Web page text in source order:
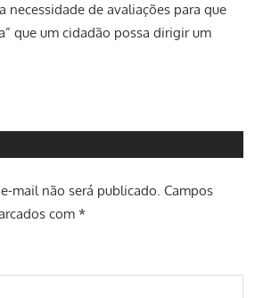
necessidade de avaliações para que
que um cidadão possa dirigir um
mail não será publicado. Campos
com *